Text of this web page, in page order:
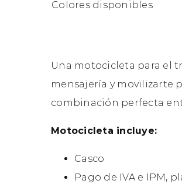
Colores disponibles
Una motocicleta para el
mensajería y movilizarte
combinación perfecta
Motocicleta incluye:
Casco
Pago de IVA e IPM,